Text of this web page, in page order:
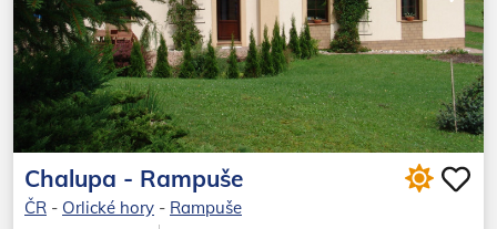
Chalupa - Rampuše
ČR - Orlické hory - Rampuše